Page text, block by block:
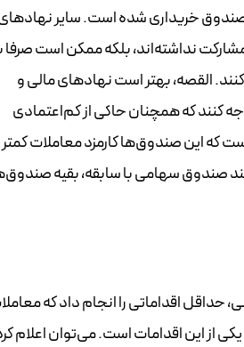
با مدیر صندوق خریداری شده‌ است. سایر
نداشته‌اند، بلکه ممکن است صرفا
القصه، بهتر است نهادهای مالی و
کنند که همچنان حاکی از کم‌اعتمادی
که این صندوق‌ها کارمزد معاملات
صندوق سهامی با سابقه، بقیه
حداقل اقداماتی را انجام داد که
از این اقدامات است. می‌توان اعلام